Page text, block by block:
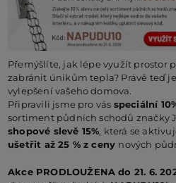
Přemýšlíte, jak lépe využít prostor
zabránit únikům tepla? Právě teď
vylepšení vašeho domova.
Připravili jsme pro vás speciální
sortiment půdních schodů značky
shopové slevě 15%, která se
ušetřit až 25 % z ceny nových
Akce PRODLOUŽENA do 21. 6.